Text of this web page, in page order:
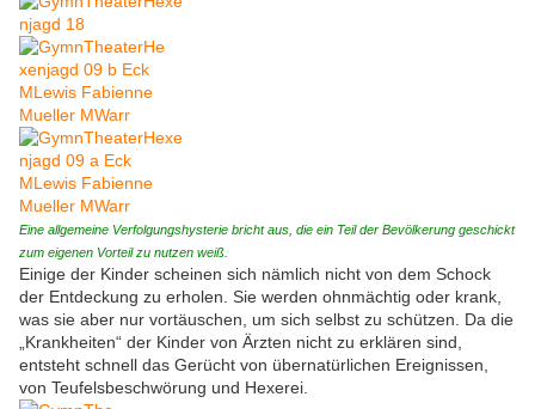
Eine allgemeine Verfolgungshysterie bricht aus, die ein Teil der Bevölkerung geschickt
zum eigenen Vorteil zu nutzen weiß.
Einige der Kinder scheinen sich nämlich nicht von dem Schock
der Entdeckung zu erholen. Sie werden ohnmächtig oder krank,
was sie aber nur vortäuschen, um sich selbst zu schützen. Da die
„Krankheiten“ der Kinder von Ärzten nicht zu erklären sind,
entsteht schnell das Gerücht von übernatürlichen Ereignissen,
von Teufelsbeschwörung und Hexerei.